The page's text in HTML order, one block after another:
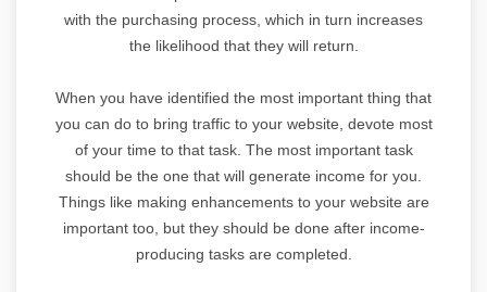
with the purchasing process, which in turn increases
the likelihood that they will return.
When you have identified the most important thing that
you can do to bring traffic to your website, devote most
of your time to that task. The most important task
should be the one that will generate income for you.
Things like making enhancements to your website are
important too, but they should be done after income-
producing tasks are completed.